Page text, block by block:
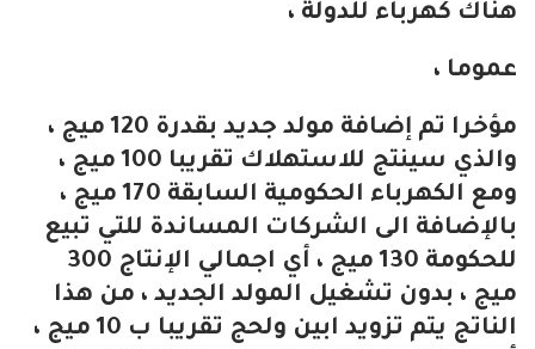
هناك كهرباء للدولة ،
عموما ،
مؤخرا تم إضافة مولد جديد بقدرة 120 ميج ،
والذي سينتج للاستهلاك تقريبا 100 ميج ،
ومع الكهرباء الحكومية السابقة 170 ميج ،
بالإضافة الى الشركات المساندة للتي تبيع
للحكومة 130 ميج ، أي اجمالي الإنتاج 300
ميج ، بدون تشغيل المولد الجديد ، من هذا
الناتج يتم تزويد ابين ولحج تقريبا ب 10 ميج ،